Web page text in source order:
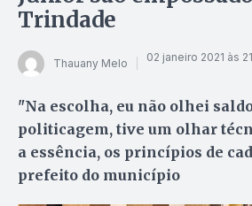
Trindade
Thauany Melo 02 janeiro 2021 às
"Na escolha, eu não olhei
politicagem, tive um olhar
a essência, os princípios de
prefeito do município